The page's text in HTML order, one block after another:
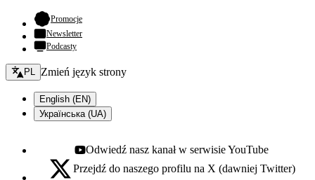
Promocje- otwiera się w nowej karcie
Newsletter
Podcasty
Zmień język - bieżący:
PL Zmień język strony
English (EN)
Українська (UA)
Youtube - otwiera się w nowej karcie
Odwiedź nasz kanał w serwisie YouTube
X - otwiera się w nowej karcie
Przejdź do naszego profilu na X (dawniej Twitter)